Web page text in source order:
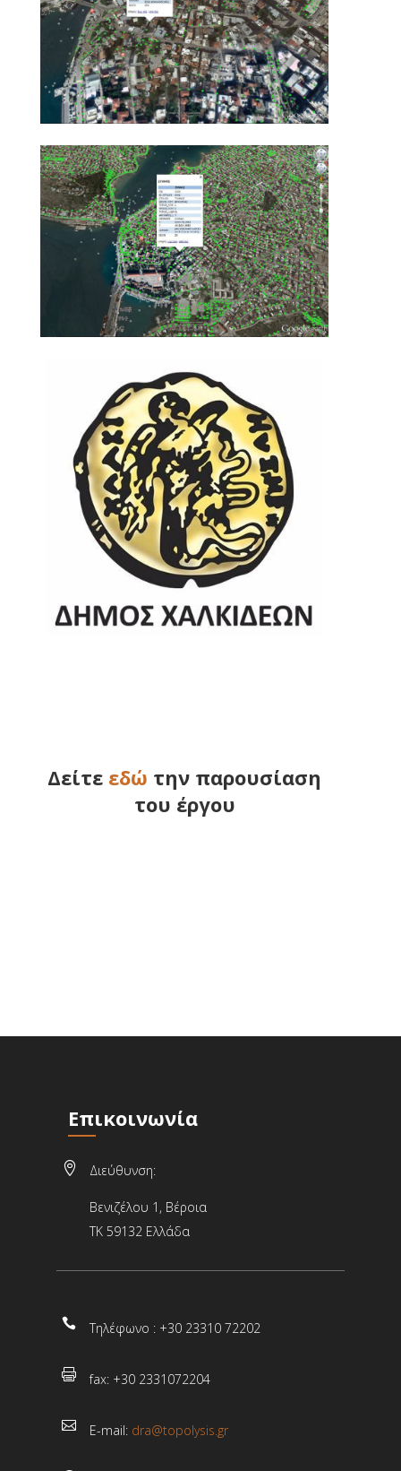
Δείτε εδώ την παρουσίαση
του έργου

Επικοινωνία
Διεύθυνση:
Βενιζέλου 1, Βέροια
ΤΚ 59132 Ελλάδα
 Τηλέφωνο : +30 23310 72202
 fax: +30 2331072204
 E-mail: dra@topolysis.gr